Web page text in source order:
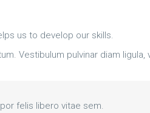
us to develop our skills.
Vestibulum pulvinar diam ligula,
felis libero vitae sem.